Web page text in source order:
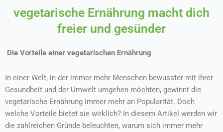
vegetarische Ernährung macht dich
freier und gesünder
Die Vorteile einer vegetarischen Ernährung
In einer Welt, in der immer mehr Menschen bewusster mit ihrer
Gesundheit und der Umwelt umgehen möchten, gewinnt die
vegetarische Ernährung immer mehr an Popularität. Doch
welche Vorteile bietet sie wirklich? In diesem Artikel werden wir
die zahlreichen Gründe beleuchten, warum sich immer mehr